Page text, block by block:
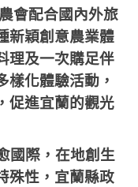
會配合國內外旅
新穎創意農業體
理及一次購足伴
樣化體驗活動，
促進宜蘭的觀光
國際，在地創生
殊性，宜蘭縣政